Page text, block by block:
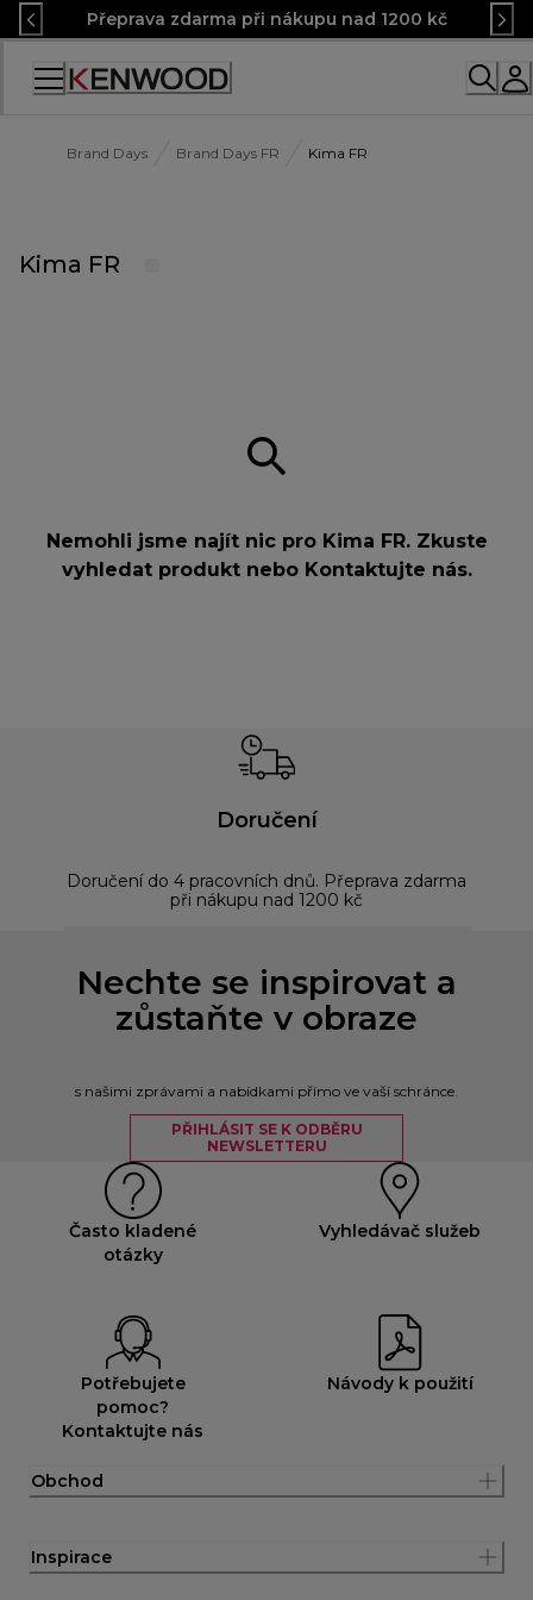
Skip
to
Content
Přeprava zdarma při nákupu nad 1200 kč
Accessibility
Brand Days Brand Days FR Kima FR
Kima FR
Nemohli jsme najít nic pro Kima FR. Zkuste
vyhledat produkt nebo Kontaktujte nás.
Doručení
Doručení do 4 pracovních dnů. Přeprava zdarma
při nákupu nad 1200 kč
Nechte se inspirovat a
zůstaňte v obraze
s našimi zprávami a nabídkami přímo ve vaší schránce.
PŘIHLÁSIT SE K ODBĚRU
NEWSLETTERU
Často kladené
otázky
Vyhledávač služeb
Potřebujete
pomoc?
Kontaktujte nás
Návody k použití
Obchod
Inspirace